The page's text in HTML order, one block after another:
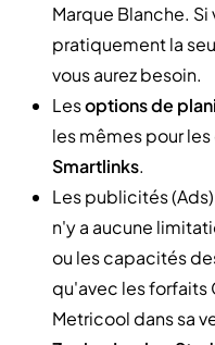
Marque Blanche. Si
pratiquement la
vous aurez besoin.
Lesoptions de
les mêmes pour
Smartlinks.
Les publicités
n'y a aucune
ou les capacités
qu'avec les forfaits
Metricool dans sa